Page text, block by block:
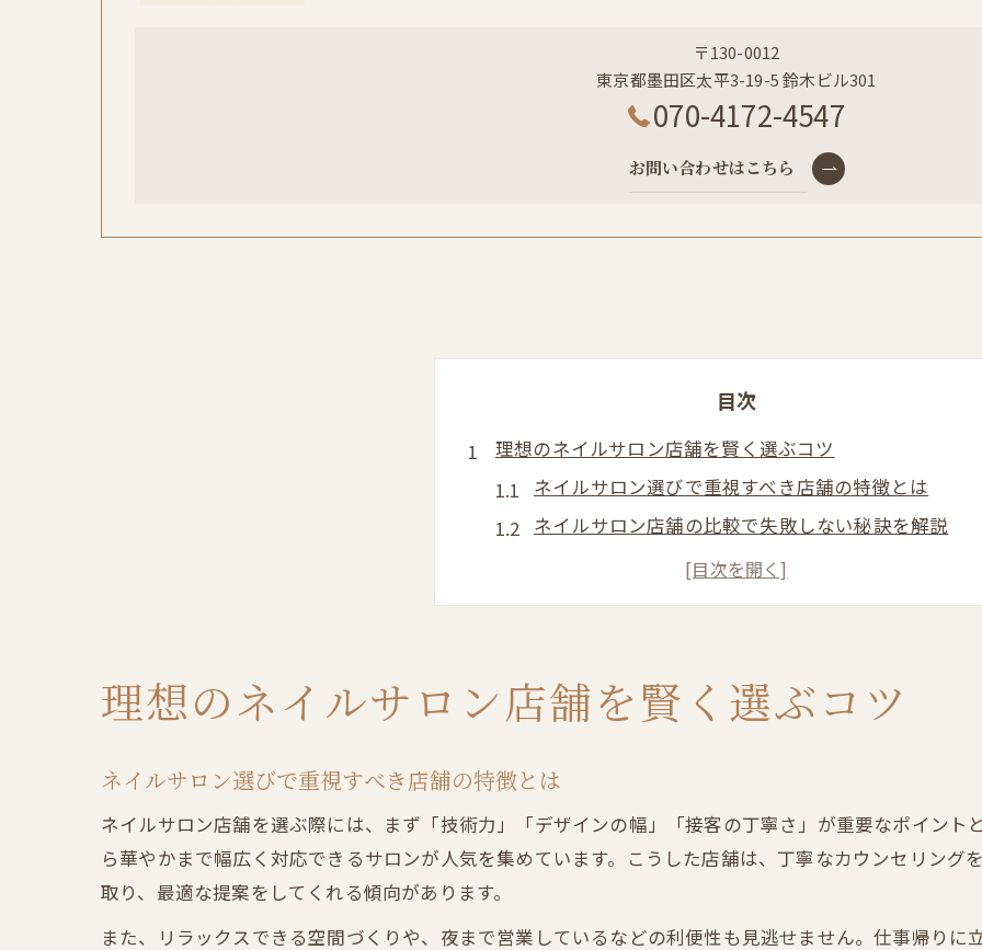
〒130-0012
東京都墨田区太平3-19-5 鈴木ビル301
070-4172-4547
お問い合わせはこちら
目次
理想のネイルサロン店舗を賢く選ぶコツ
ネイルサロン選びで重視すべき店舗の特徴とは
ネイルサロン店舗の比較で失敗しない秘訣を解説
ネイルサロン店舗を選ぶ前に知るべきポイント
人気ネイルサロン店舗の選び方と実用的なコツ
料金比較で分かるネイルサロンの選び方
ネイルサロン店舗の料金相場を正しく見極めるコツ
ネイルサロン店舗の料金と仕上がりのバランスを考
ネイルサロン店舗料金の隠れたポイントを見逃さな
ネイルサロン店舗ごとの料金体系と選び方の違い
デザイン満足度が高まる店舗探しの極意
理想のネイルサロン店舗を賢く選ぶコツ
ネイルサロン選びで重視すべき店舗の特徴とは
ネイルサロン店舗を選ぶ際には、まず「技術力」「デザインの幅」「接客の丁寧さ」が重要なポイント
ら華やかまで幅広く対応できるサロンが人気を集めています。こうした店舗は、丁寧なカウンセリング
取り、最適な提案をしてくれる傾向があります。
また、リラックスできる空間づくりや、夜まで営業しているなどの利便性も見逃せません。仕事帰り